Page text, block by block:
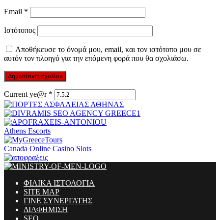
Email *
Ιστότοπος
Αποθήκευσε το όνομά μου, email, και τον ιστότοπο μου σε
αυτόν τον πλοηγό για την επόμενη φορά που θα σχολιάσω.
Current ye@r *
Athens Escorts
Canada Online Casino Slots
ΦΙΛΙΚΑ ΙΣΤΟΛΟΓΙΑ
SITE MAP
ΓΙΝΕ ΣΥΝΕΡΓΑΤΗΣ
ΔΙΑΦΗΜΙΣΗ